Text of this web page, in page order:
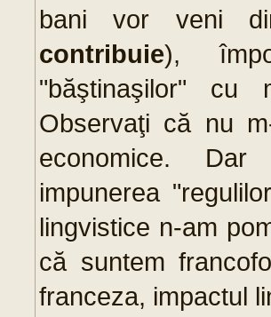
bani vor veni
contribuie),
"băştinaşilor"
Observaţi că nu
economice.
impunerea
lingvistice n-am
că suntem
franceza, impactul